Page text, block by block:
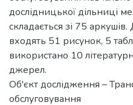
дослідницької дільниці
складається зі 75 аркушів.
входять 51 рисунок, 5
використано 10
джерел.
Об'єкт дослідження –
обслуговування